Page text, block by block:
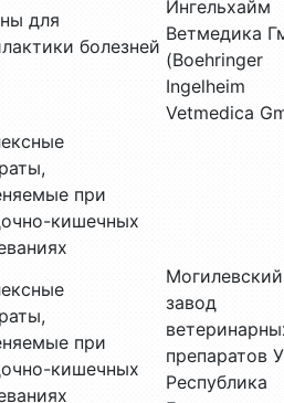
для
болезней
Ингельхайм
Ветмедика
(Boehringer
Ingelheim
Vetmedica
при
кишечных
при
кишечных
Могилевский
завод
препаратов
Республика